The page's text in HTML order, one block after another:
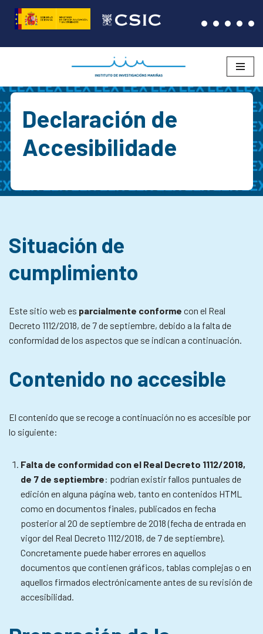
Saltar
ao
Declaración de
Accesibilidade
Situación de
cumplimiento
Este sitio web es parcialmente conforme con el Real
Decreto 1112/2018, de 7 de septiembre, debido a la falta de
conformidad de los aspectos que se indican a continuación.
Contenido no accesible
El contenido que se recoge a continuación no es accesible por
lo siguiente:
Falta de conformidad con el Real Decreto 1112/2018,
de 7 de septiembre: podrían existir fallos puntuales de
edición en alguna página web, tanto en contenidos HTML
como en documentos finales, publicados en fecha
posterior al 20 de septiembre de 2018 (fecha de entrada en
vigor del Real Decreto 1112/2018, de 7 de septiembre).
Concretamente puede haber errores en aquellos
documentos que contienen gráficos, tablas complejas o en
aquellos firmados electrónicamente antes de su revisión de
accesibilidad.